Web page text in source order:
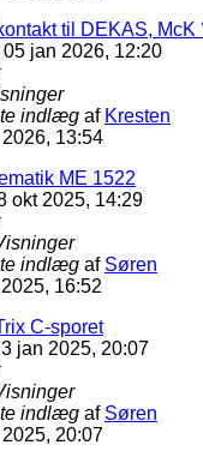
til DEKAS, McK
05 jan 2026, 12:20
indlæg af Kresten
13:54
ME 1522
okt 2025, 14:29
indlæg af Søren
16:52
C-sporet
jan 2025, 20:07
indlæg af Søren
20:07